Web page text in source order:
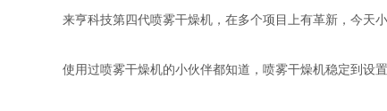
来亨科技第四代喷雾干燥机，在多个项目上有革新，今天
使用过喷雾干燥机的小伙伴都知道，喷雾干燥机稳定到设